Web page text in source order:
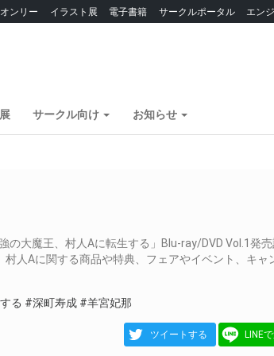
ンリー イラスト展 電子書籍 サークルポータル エン
サークル向け お知らせ
大魔王、村人Aに転生する」Blu-ray/DVD Vol.1発
人Aに関する商品や特典、フェアやイベント、キャ
る #深町寿成 #羊宮妃那
ツイートする LINE